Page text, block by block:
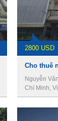
2800 USD
Nguyễn
Chí Minh,